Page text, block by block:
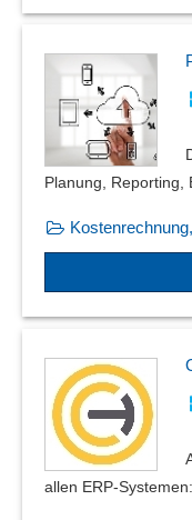
Planung, Reporting,
allen ERP-